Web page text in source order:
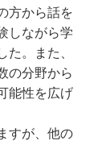
方から話を
しながら学
た。また、
の分野から
能性を広げ
すが、他の